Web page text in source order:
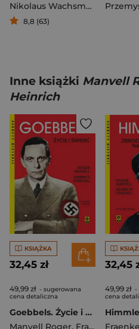
Nikolaus Wachsmann
8,8 (63)
Inne książki Manvell
Heinrich
KSIĄŻKA
32,45 zł
49,99 zł - sugerowana
cena detaliczna
Goebbels. Życie i śmierć wyd. 2025
Manvell Roger, Fraenkel Heinrich
32,45
49,99 zł -
cena